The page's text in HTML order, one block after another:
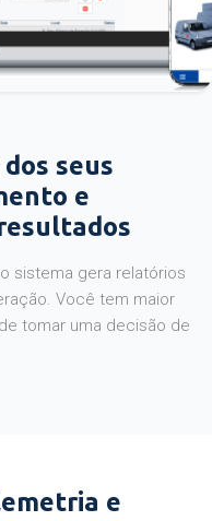
seus
e
sistema gera relatórios
Você tem maior
tomar uma decisão de
e